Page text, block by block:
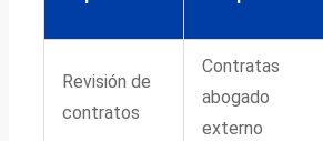
Revisión de
contratos
Contratas
abogado
externo